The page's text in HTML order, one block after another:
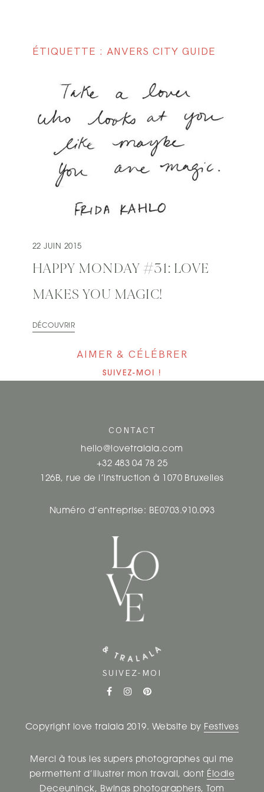
ÉTIQUETTE : ANVERS CITY GUIDE
22 JUIN 2015
HAPPY MONDAY #31: LOVE
MAKES YOU MAGIC!
DÉCOUVRIR
AIMER & CÉLÉBRER
SUIVEZ-MOI !
CONTACT
hello@lovetralala.com
+32 483 04 78 25
126B, rue de l’instruction à 1070 Bruxelles
Numéro d’entreprise: BE0703.910.093
SUIVEZ-MOI
Copyright love tralala 2019. Website by Festives
Merci à tous les supers photographes qui me
permettent d’illustrer mon travail, dont Élodie
Deceuninck, Bwings photographers, Tom